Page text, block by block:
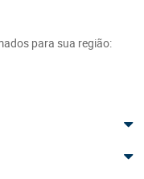
para sua região: